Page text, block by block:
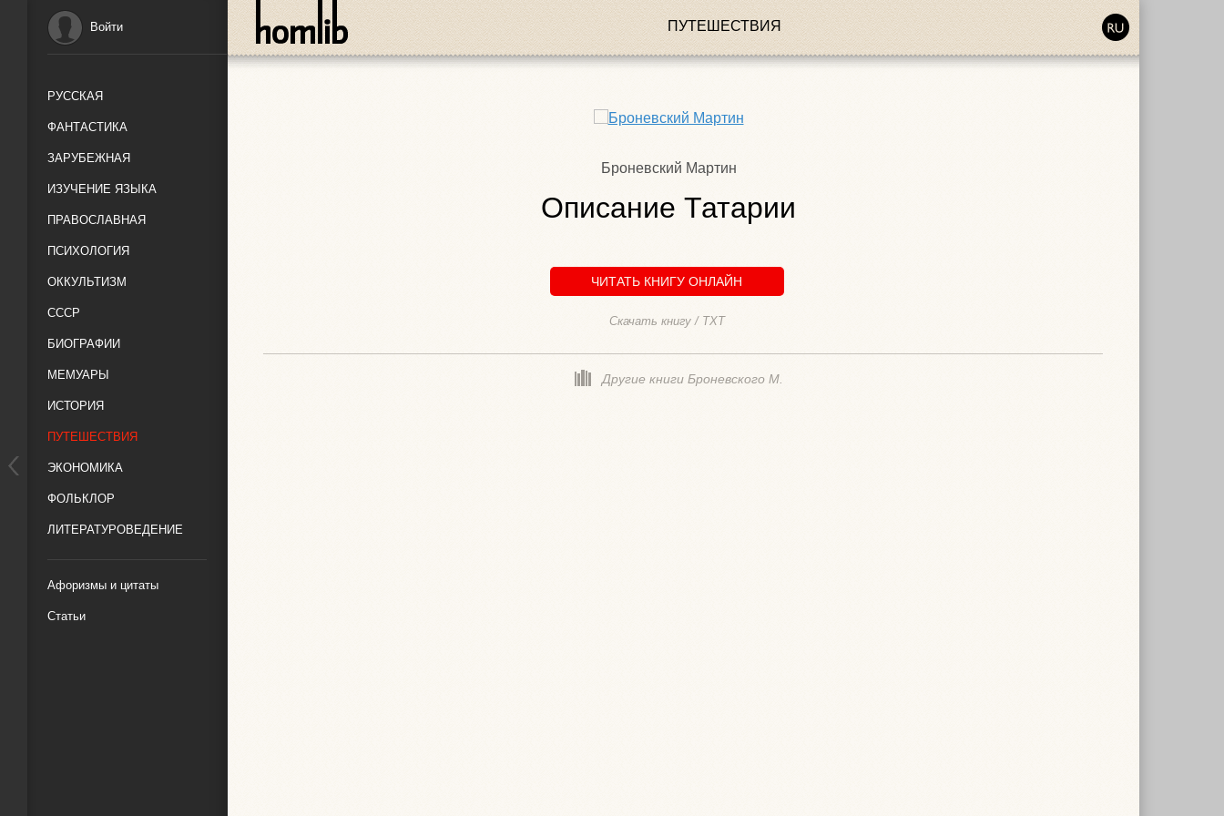
Войти
РУССКАЯ
ФАНТАСТИКА
ЗАРУБЕЖНАЯ
ИЗУЧЕНИЕ ЯЗЫКА
ПРАВОСЛАВНАЯ
ПСИХОЛОГИЯ
ОККУЛЬТИЗМ
СССР
БИОГРАФИИ
МЕМУАРЫ
ИСТОРИЯ
ПУТЕШЕСТВИЯ
ЭКОНОМИКА
ФОЛЬКЛОР
ЛИТЕРАТУРОВЕДЕНИЕ
Афоризмы и цитаты
Статьи
ПУТЕШЕСТВИЯ
Броневский Мартин
Описание Татарии
ЧИТАТЬ КНИГУ ОНЛАЙН
Скачать книгу / TXT
Другие книги Броневского М.